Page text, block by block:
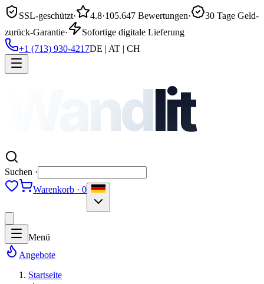
SSL-geschützt· 4.8·105.647 Bewertungen·
30 Tage Geld-
zurück-Garantie·
Sofortige digitale Lieferung
+1 (713) 930-4217DE | AT | CH
Wandlit
Suchen ·
Warenkorb · 0
Menü
Angebote
Startseite